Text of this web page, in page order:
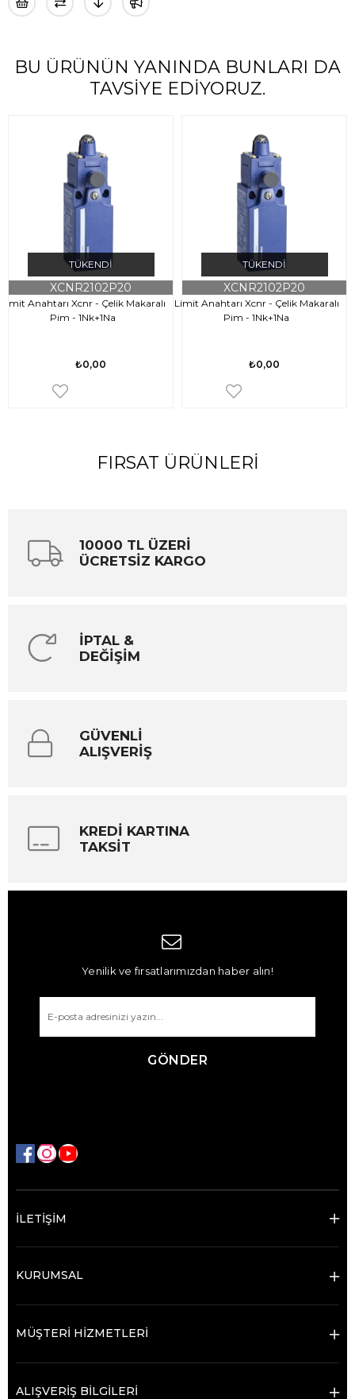
BU ÜRÜNÜN YANINDA BUNLARI DA
TAVSIYE EDIYORUZ.
TÜKENDI
Limit Anahtarı Xcnr - Çelik Makaralı
Pim - 1Nk+1Na
XCNR2102P20
₺0,00
TÜKENDI
Limit Anahtarı Xcnr - Çelik Makaralı
Pim - 1Nk+1Na
XCNR2102P20
₺0,00
FIRSAT ÜRÜNLERI
10000 TL ÜZERİ
ÜCRETSİZ KARGO
İPTAL &
DEĞİŞİM
GÜVENLİ
ALIŞVERİŞ
KREDİ KARTINA
TAKSİT
Yenilik ve fırsatlarımızdan haber alın!
GÖNDER
İLETİŞİM
KURUMSAL
MÜŞTERİ HİZMETLERİ
ALIŞVERİŞ BİLGİLERİ